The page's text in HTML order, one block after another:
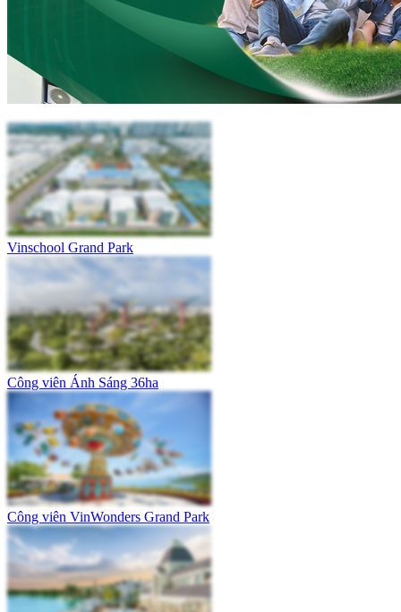
Vinschool Grand Park
Công viên Ánh Sáng 36ha
Công viên VinWonders Grand Park